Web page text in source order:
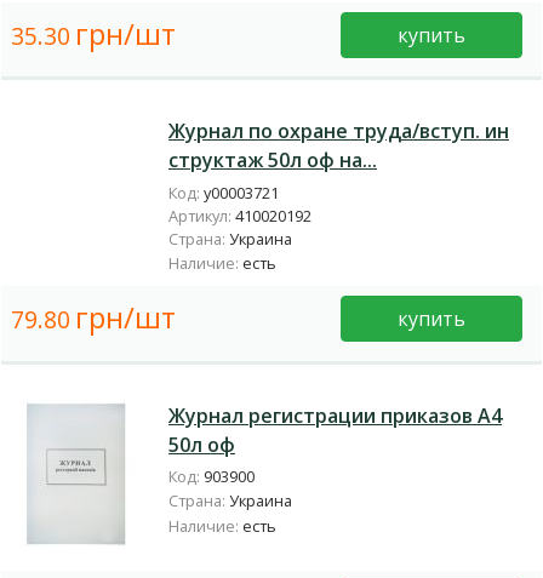
35.30 грн/шт купить
Журнал по охране труда/вступ. ин
структаж 50л оф на...
Код: у00003721
Артикул: 410020192
Страна: Украина
Наличие: есть
79.80 грн/шт купить
Журнал регистрации приказов А4
50л оф
Код: 903900
Страна: Украина
Наличие: есть